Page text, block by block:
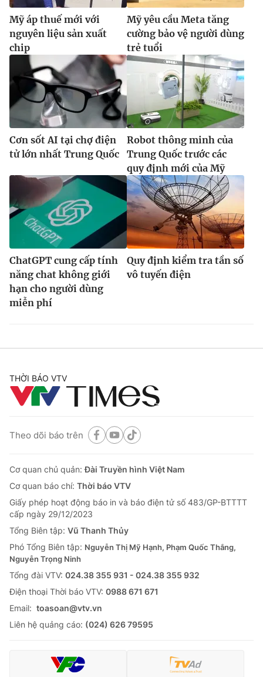
Mỹ áp thuế mới với
nguyên liệu sản xuất
chip
Mỹ yêu cầu Meta tăng
cường bảo vệ người dùng
trẻ tuổi
Cơn sốt AI tại chợ điện
tử lớn nhất Trung Quốc
Robot thông minh của
Trung Quốc trước các
quy định mới của Mỹ
ChatGPT cung cấp tính
năng chat không giới
hạn cho người dùng
miễn phí
Quy định kiểm tra tần số
vô tuyến điện
THỜI BÁO VTV
Theo dõi báo trên
Cơ quan chủ quản:Đài Truyền hình Việt Nam
Cơ quan báo chí: Thời báo VTV
Giấy phép hoạt động báo in và báo điện tử số 483/GP-BTTTT
cấp ngày 29/12/2023
Tổng Biên tập: Vũ Thanh Thủy
Phó Tổng Biên tập: Nguyễn Thị Mỹ Hạnh, Phạm Quốc Thắng,
Nguyễn Trọng Ninh
Tổng đài VTV: 024.38 355 931 - 024.38 355 932
Ðiện thoại Thời báo VTV: 0988 671 671
Email: toasoan@vtv.vn
Liên hệ quảng cáo: (024) 626 79595